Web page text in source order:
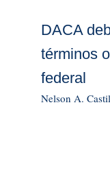
DACA
términos
federal
Nelson A.